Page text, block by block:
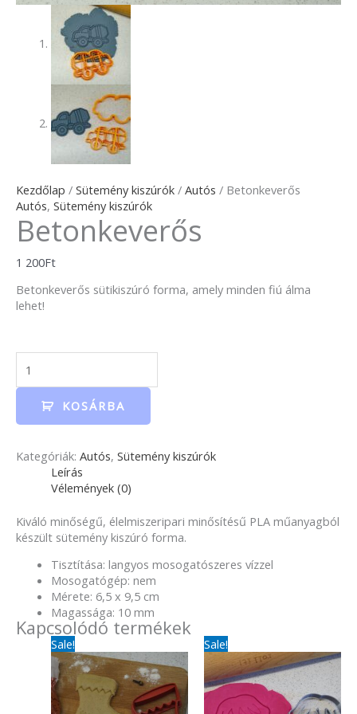
Kezdőlap / Sütemény kiszúrók / Autós / Betonkeverős
Autós, Sütemény kiszúrók
Betonkeverős
1 200Ft
Betonkeverős sütikiszúró forma, amely minden fiú álma
lehet!
KOSÁRBA
Kategóriák: Autós, Sütemény kiszúrók
Leírás
Vélemények (0)
Kiváló minőségű, élelmiszeripari minősítésű PLA műanyagból
készült sütemény kiszúró forma.
Tisztítása: langyos mosogatószeres vízzel
Mosogatógép: nem
Mérete: 6,5 x 9,5 cm
Magassága: 10 mm
Kapcsolódó termékek
Sale!
price
was:
400Ft.
price
1
290Ft.
Sale!
price
was:
1
290Ft.
price
is:
990Ft.